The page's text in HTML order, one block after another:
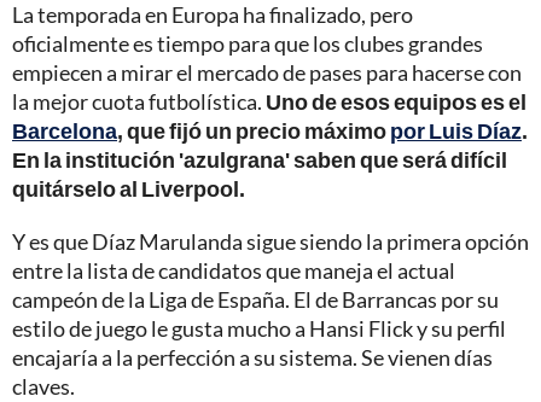
La temporada en Europa ha finalizado, pero
oficialmente es tiempo para que los clubes grandes
empiecen a mirar el mercado de pases para hacerse con
la mejor cuota futbolística. Uno de esos equipos es el
Barcelona, que fijó un precio máximopor Luis Díaz.
En la institución 'azulgrana' saben que será difícil
quitárselo al Liverpool.
Y es que Díaz Marulanda sigue siendo la primera opción
entre la lista de candidatos que maneja el actual
campeón de la Liga de España. El de Barrancas por su
estilo de juego le gusta mucho a Hansi Flick y su perfil
encajaría a la perfección a su sistema. Se vienen días
claves.